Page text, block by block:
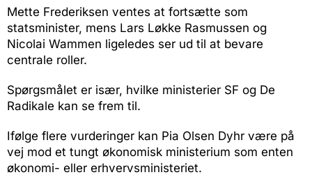
Mette Frederiksen ventes at fortsætte som
statsminister, mens Lars Løkke Rasmussen og
Nicolai Wammen ligeledes ser ud til at bevare
centrale roller.
Spørgsmålet er især, hvilke ministerier SF og De
Radikale kan se frem til.
Ifølge flere vurderinger kan Pia Olsen Dyhr være på
vej mod et tungt økonomisk ministerium som enten
økonomi- eller erhvervsministeriet.